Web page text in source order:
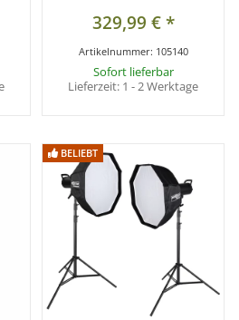
329,99 €*
Artikelnummer: 105140
Sofort lieferbar
Lieferzeit: 1 - 2 Werktage
BELIEBT
BELIEBT